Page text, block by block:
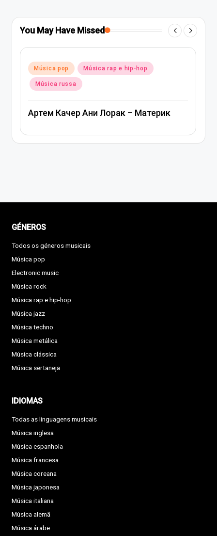
You May Have Missed
Posted
in
Música pop Música rap e hip-hop
Música russa
Артем Качер Ани Лорак – Материк
GÉNEROS
Todos os géneros musicais
Música pop
Electronic music
Música rock
Música rap e hip-hop
Música jazz
Música techno
Música metálica
Música clássica
Música sertaneja
IDIOMAS
Todas as linguagens musicais
Música inglesa
Música espanhola
Música francesa
Música coreana
Música japonesa
Música italiana
Música alemã
Música árabe